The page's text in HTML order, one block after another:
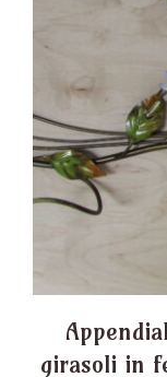
girasoli in